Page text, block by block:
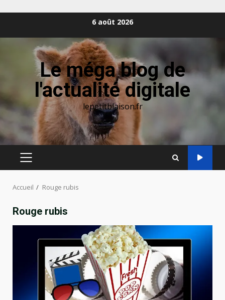
6 août 2026
Le méga blog de
l'actualité digitale
lepetitblaison.fr
MENU
Accueil Rouge rubis
Rouge rubis